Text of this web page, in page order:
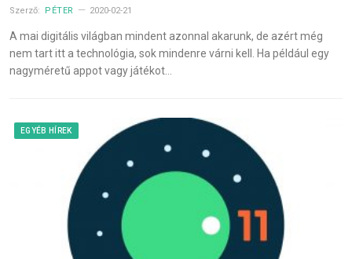
Szerző: PÉTER 2020-02-21
A mai digitális világban mindent azonnal akarunk, de azért még
nem tart itt a technológia, sok mindenre várni kell. Ha például egy
nagyméretű appot vagy játékot…
EGYÉB HÍREK